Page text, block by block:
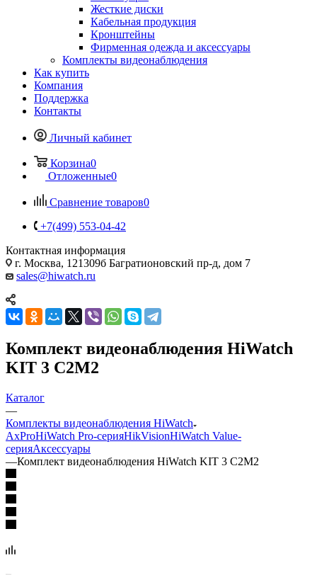
Жесткие диски
Кабельная продукция
Кронштейны
Фирменная одежда и аксессуары
Комплекты видеонаблюдения
Как купить
Компания
Поддержка
Контакты
Личный кабинет
Корзина0
Отложенные0
Сравнение товаров0
+7(499) 553-04-42
Контактная информация
г. Москва, 121309б Багратионовский пр-д, дом 7
sales@hiwatch.ru
Комплект видеонаблюдения HiWatch
KIT 3 C2M2
Каталог
—
Комплекты видеонаблюдения HiWatch
AxProHiWatch Pro-серияHikVisionHiWatch Value-
серияАксессуары
—Комплект видеонаблюдения HiWatch KIT 3 C2M2